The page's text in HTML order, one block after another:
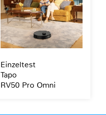
Einzeltest
Tapo
RV50 Pro Omni